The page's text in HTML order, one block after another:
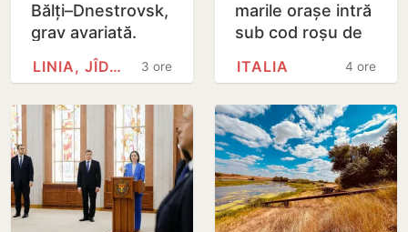
Bălți–Dnestrovsk,
grav avariată.
Restabilirea ar
putea dura peste
3 ore
LINIA, JÎDACIV
marile orașe intră
sub cod roșu de
4 ore
ITALIA